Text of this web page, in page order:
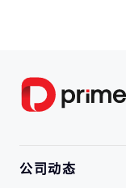
公司动态